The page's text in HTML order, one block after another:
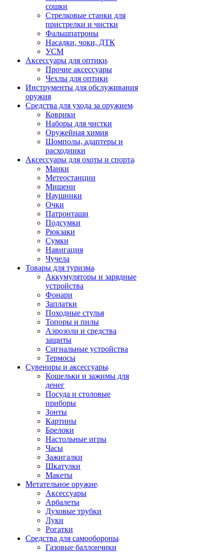
сошки
Стрелковые станки для
пристрелки и чистки
Фальшпатроны
Насадки, чоки, ДТК
УСМ
Аксессуары для оптики
Прочие аксессуары
Чехлы для оптики
Инструменты для обслуживания
оружия
Средства для ухода за оружием
Коврики
Наборы для чистки
Оружейная химия
Шомполы, адаптеры и
расходники
Аксессуары для охоты и спорта
Манки
Метеостанции
Мишени
Наушники
Очки
Патронташи
Подсумки
Рюкзаки
Сумки
Навигация
Чучела
Товары для туризма
Аккумуляторы и зарядные
устройства
Фонари
Заплатки
Походные стулья
Топоры и пилы
Аэрозоли и средства
защиты
Сигнальные устройства
Термосы
Сувениры и аксессуары
Кошельки и зажимы для
денег
Посуда и столовые
приборы
Зонты
Картины
Брелоки
Настольные игры
Часы
Зажигалки
Шкатулки
Макеты
Метательное оружие
Аксессуары
Арбалеты
Духовые трубки
Луки
Рогатки
Средства для самообороны
Газовые баллончики